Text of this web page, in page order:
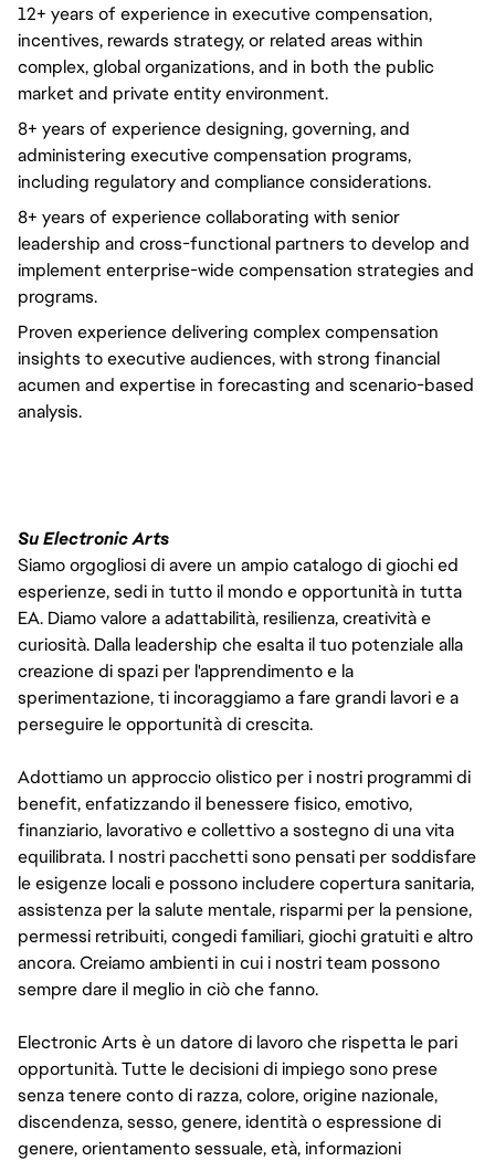
12+ years of experience in executive compensation,
incentives, rewards strategy, or related areas within
complex, global organizations, and in both the public
market and private entity environment.
8+ years of experience designing, governing, and
administering executive compensation programs,
including regulatory and compliance considerations.
8+ years of experience collaborating with senior
leadership and cross-functional partners to develop and
implement enterprise-wide compensation strategies and
programs.
Proven experience delivering complex compensation
insights to executive audiences, with strong financial
acumen and expertise in forecasting and scenario-based
analysis.
Su Electronic Arts
Siamo orgogliosi di avere un ampio catalogo di giochi ed
esperienze, sedi in tutto il mondo e opportunità in tutta
EA. Diamo valore a adattabilità, resilienza, creatività e
curiosità. Dalla leadership che esalta il tuo potenziale alla
creazione di spazi per l'apprendimento e la
sperimentazione, ti incoraggiamo a fare grandi lavori e a
perseguire le opportunità di crescita.
Adottiamo un approccio olistico per i nostri programmi di
benefit, enfatizzando il benessere fisico, emotivo,
finanziario, lavorativo e collettivo a sostegno di una vita
equilibrata. I nostri pacchetti sono pensati per soddisfare
le esigenze locali e possono includere copertura sanitaria,
assistenza per la salute mentale, risparmi per la pensione,
permessi retribuiti, congedi familiari, giochi gratuiti e altro
ancora. Creiamo ambienti in cui i nostri team possono
sempre dare il meglio in ciò che fanno.
Electronic Arts è un datore di lavoro che rispetta le pari
opportunità. Tutte le decisioni di impiego sono prese
senza tenere conto di razza, colore, origine nazionale,
discendenza, sesso, genere, identità o espressione di
genere, orientamento sessuale, età, informazioni